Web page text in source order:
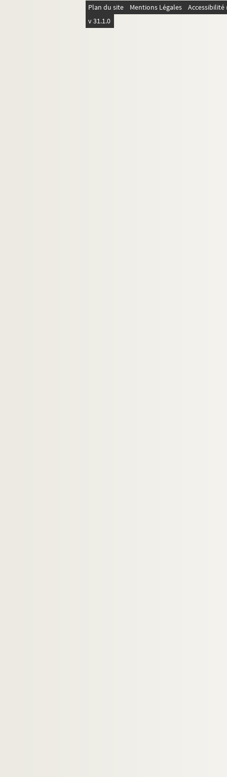
Plan du site Mentions Légales
v 31.1.0